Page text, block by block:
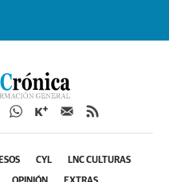
CYL LNC CULTURAS